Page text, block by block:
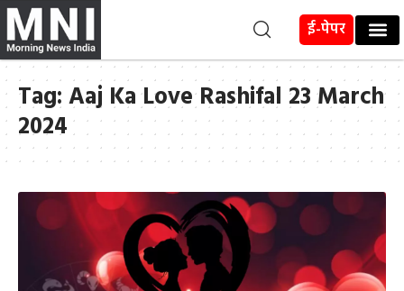
ई-पेपर
Tag:Aaj Ka Love Rashifal 23 March
2024